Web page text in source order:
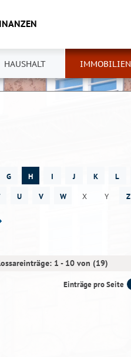
HAUSHALT IMMOBILIEN
G H I J K L
U V W X Y Z
1 - 10 von (19)
Einträge pro Seite